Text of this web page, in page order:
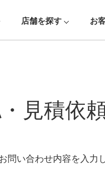
店舗を探す お
見積依
問い合わせ内容を入力